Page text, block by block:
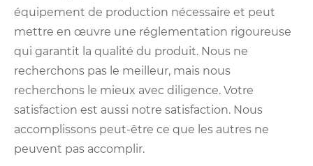
équipement de production nécessaire et peut
mettre en œuvre une réglementation rigoureuse
qui garantit la qualité du produit. Nous ne
recherchons pas le meilleur, mais nous
recherchons le mieux avec diligence. Votre
satisfaction est aussi notre satisfaction. Nous
accomplissons peut-être ce que les autres ne
peuvent pas accomplir.